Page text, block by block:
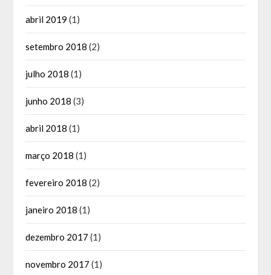
abril 2019 (1)
setembro 2018 (2)
julho 2018 (1)
junho 2018 (3)
abril 2018 (1)
março 2018 (1)
fevereiro 2018 (2)
janeiro 2018 (1)
dezembro 2017 (1)
novembro 2017 (1)